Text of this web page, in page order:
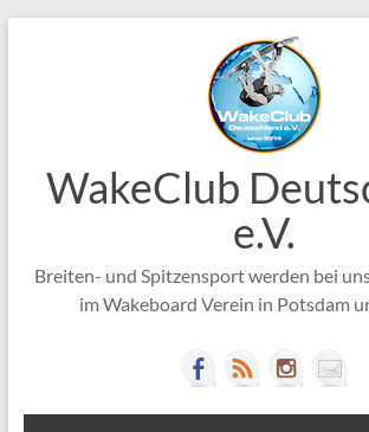
WakeClub
e.V.
Breiten- und Spitzensport werden bei
im Wakeboard Verein in Potsdam